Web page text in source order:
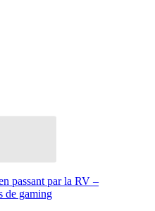
passant par la RV –
de gaming